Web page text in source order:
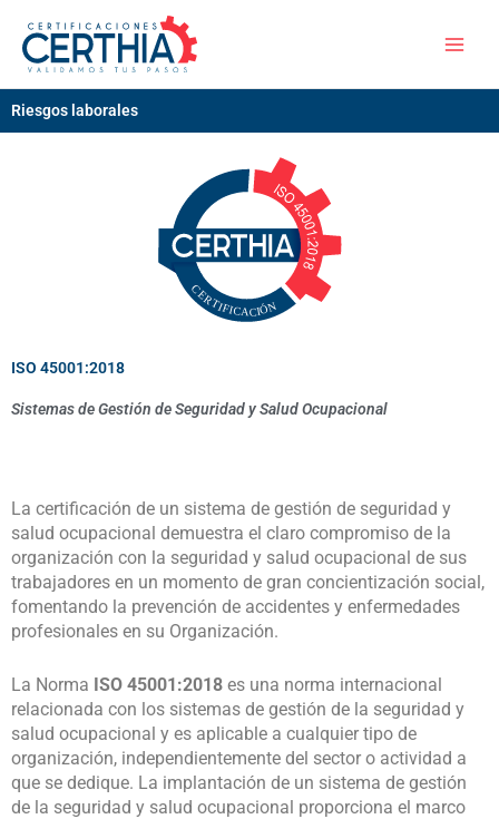
contenido
Riesgos laborales
ISO 45001:2018
Sistemas de Gestión de Seguridad y Salud Ocupacional
La certificación de un sistema de gestión de seguridad y
salud ocupacional demuestra el claro compromiso de la
organización con la seguridad y salud ocupacional de sus
trabajadores en un momento de gran concientización social,
fomentando la prevención de accidentes y enfermedades
profesionales en su Organización.
La Norma ISO 45001:2018 es una norma internacional
relacionada con los sistemas de gestión de la seguridad y
salud ocupacional y es aplicable a cualquier tipo de
organización, independientemente del sector o actividad a
que se dedique. La implantación de un sistema de gestión
de la seguridad y salud ocupacional proporciona el marco